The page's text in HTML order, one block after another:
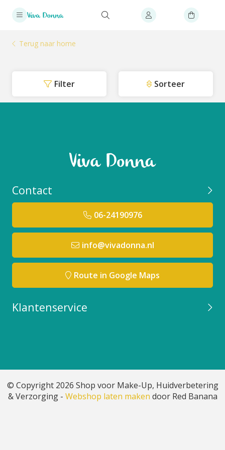
Terug naar home
Filter Sorteer
Contact
06-24190976
info@vivadonna.nl
Route in Google Maps
Klantenservice
© Copyright 2026 Shop voor Make-Up, Huidverbetering
& Verzorging - Webshop laten maken door Red Banana